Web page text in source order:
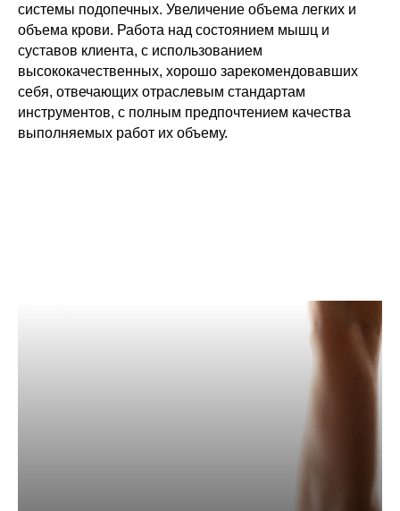
системы подопечных. Увеличение объема легких и
объема крови. Работа над состоянием мышц и
суставов клиента, с использованием
высококачественных, хорошо зарекомендовавших
себя, отвечающих отраслевым стандартам
инструментов, с полным предпочтением качества
выполняемых работ их объему.